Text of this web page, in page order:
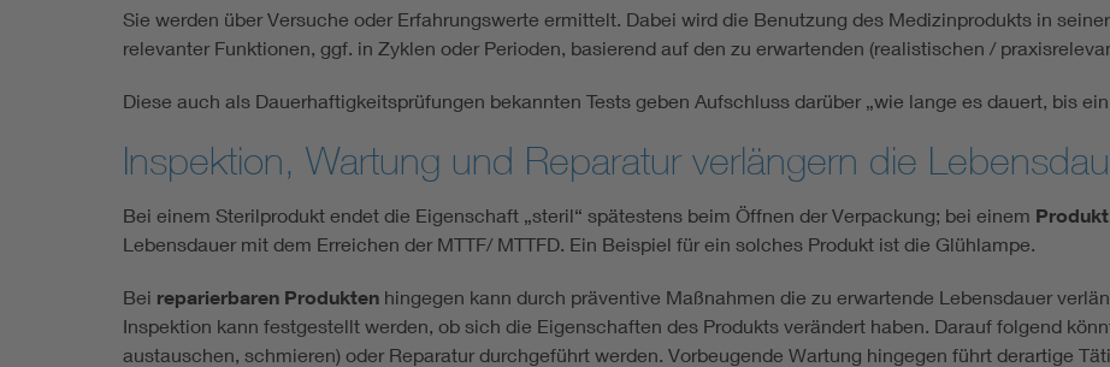
Sie werden über Versuche oder Erfahrungswerte ermittelt. Dabei wird die Benutzung des Medizinprodukts in
relevanter Funktionen, ggf. in Zyklen oder Perioden, basierend auf den zu erwartenden (realistischen /
Diese auch als Dauerhaftigkeitsprüfungen bekannten Tests geben Aufschluss darüber „wie lange es dauert, bis
Inspektion, Wartung und Reparatur verlängern die
Bei einem Sterilprodukt endet die Eigenschaft „steril“ spätestens beim Öffnen der Verpackung; bei einem
Lebensdauer mit dem Erreichen der MTTF/ MTTFD. Ein Beispiel für ein solches Produkt ist die Glühlampe.
Bei reparierbaren Produkten hingegen kann durch präventive Maßnahmen die zu erwartende Lebensdauer
Inspektion kann festgestellt werden, ob sich die Eigenschaften des Produkts verändert haben. Darauf folgend
austauschen, schmieren) oder Reparatur durchgeführt werden. Vorbeugende Wartung hingegen führt derartige